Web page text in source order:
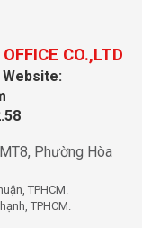
nổi bật với vị trí
các dịch vụ và
đầy đủ nhu cầu
không gian
dịch vụ hỗ trợ
CO.,LTD
Phường Hòa
TPHCM.
TPHCM.